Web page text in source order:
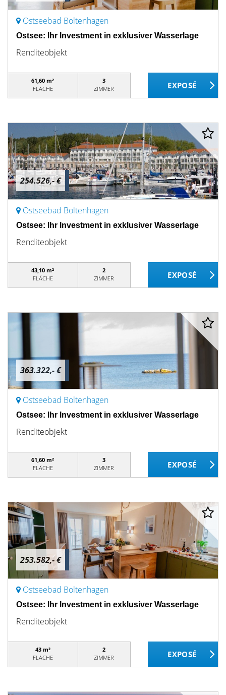
Ostseebad Boltenhagen
Ostsee: Ihr Investment in exklusiver Wasserlage
Renditeobjekt
61,60 m²
FLÄCHE
3
ZIMMER
254.526,- €
Ostseebad Boltenhagen
Ostsee: Ihr Investment in exklusiver Wasserlage
Renditeobjekt
43,10 m²
FLÄCHE
2
ZIMMER
363.322,- €
Ostseebad Boltenhagen
Ostsee: Ihr Investment in exklusiver Wasserlage
Renditeobjekt
61,60 m²
FLÄCHE
3
ZIMMER
253.582,- €
Ostseebad Boltenhagen
Ostsee: Ihr Investment in exklusiver Wasserlage
Renditeobjekt
43 m²
FLÄCHE
2
ZIMMER